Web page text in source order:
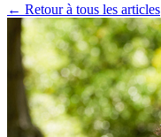
← Retour à tous les articles